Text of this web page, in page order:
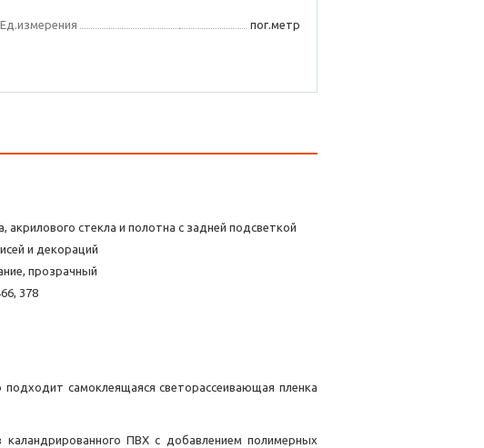
Ед.измерения пог.метр
стекла и полотна с задней подсветкой
и декораций
прозрачный
378
самоклеящаяся светорассеивающая пленка
ПВХ с добавлением полимерных